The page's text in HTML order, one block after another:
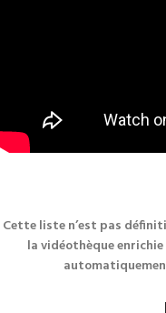
Cette liste n’est pas
la vidéothèque